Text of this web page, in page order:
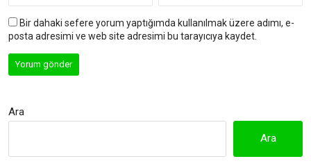
Bir dahaki sefere yorum yaptığımda kullanılmak üzere adımı, e-
posta adresimi ve web site adresimi bu tarayıcıya kaydet.
Ara
Ara